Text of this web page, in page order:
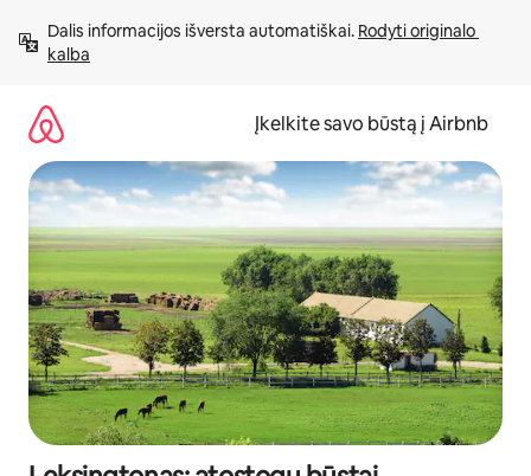
prie
turinio
Dalis informacijos išversta automatiškai. Rodyti originalo
kalba
Įkelkite savo būstą į Airbnb